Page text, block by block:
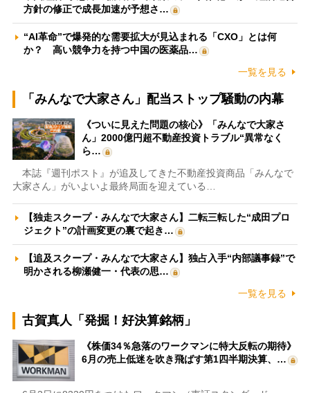
方針の修正で成長加速が予想さ…
“AI革命”で爆発的な需要拡大が見込まれる「CXO」とは何
か？ 高い競争力を持つ中国の医薬品…
一覧を見る
「みんなで大家さん」配当ストップ騒動の内幕
《ついに見えた問題の核心》「みんなで大家さ
ん」2000億円超不動産投資トラブル“異常なく
ら…
本誌『週刊ポスト』が追及してきた不動産投資商品「みんなで
大家さん」がいよいよ最終局面を迎えている…
【独走スクープ・みんなで大家さん】二転三転した“成田プロ
ジェクト”の計画変更の裏で起き…
【追及スクープ・みんなで大家さん】独占入手“内部議事録”で
明かされる柳瀬健一・代表の思…
一覧を見る
古賀真人「発掘！好決算銘柄」
《株価34％急落のワークマンに特大反転の期待》
6月の売上低迷を吹き飛ばす第1四半期決算、…